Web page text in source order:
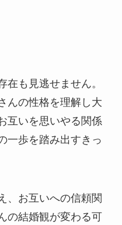
在も見逃せません。
んの性格を理解し大
互いを思いやる関係
一歩を踏み出すきっ
、お互いへの信頼関
の結婚観が変わる可